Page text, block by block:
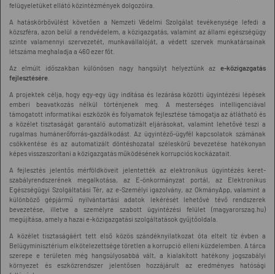
felügyeletüket ellátó közintézmények dolgozóira.
A hatáskörbővülést követően a Nemzeti Védelmi Szolgálat tevékenysége lefedi a
közszféra, azon belül a rendvédelem, a közigazgatás, valamint az állami egészségügy
szinte valamennyi szervezetét, munkavállalóját, a védett szervek munkatársainak
létszáma meghaladja a 460 ezer főt.
Az elmúlt időszakban különösen nagy hangsúlyt helyeztünk az e-közigazgatás
fejlesztésére
A projektek célja, hogy egy-egy ügy indítása és lezárása közötti ügyintézési lépések
emberi beavatkozás nélkül történjenek meg. A mesterséges intelligenciával
támogatott informatikai eszközök és folyamatok fejlesztése támogatja az átlátható és
a közélet tisztaságát garantáló automatizált eljárásokat, valamint lehetővé teszi a
rugalmas humánerőforrás-gazdálkodást. Az ügyintéző-ügyfél kapcsolatok számának
csökkentése és az automatizált döntéshozatal széleskörű bevezetése hatékonyan
képes visszaszorítani a közigazgatás működésének korrupciós kockázatait.
A fejlesztés jelentős mérföldköveit jelentették az elektronikus ügyintézés keret-
szabályrendszerének megalkotása, az E-önkormányzat portál, az Elektronikus
Egészségügyi Szolgáltatási Tér, az e-Személyi igazolvány, az OkmányApp, valamint a
különböző gépjármű nyilvántartási adatok lekérését lehetővé tévő rendszerek
bevezetése, illetve a személyre szabott ügyintézési felület (magyarorszag.hu)
megújítása, amely a hazai e-közigazgatási szolgáltatások gyűjtőoldala.
A közélet tisztaságáért tett első közös szándéknyilatkozat óta eltelt tíz évben a
Belügyminisztérium elkötelezettsége töretlen a korrupció elleni küzdelemben. A tárca
szerepe e területen még hangsúlyosabbá vált, a kialakított hatékony jogszabályi
környezet és eszközrendszer jelentősen hozzájárult az eredményes hatósági